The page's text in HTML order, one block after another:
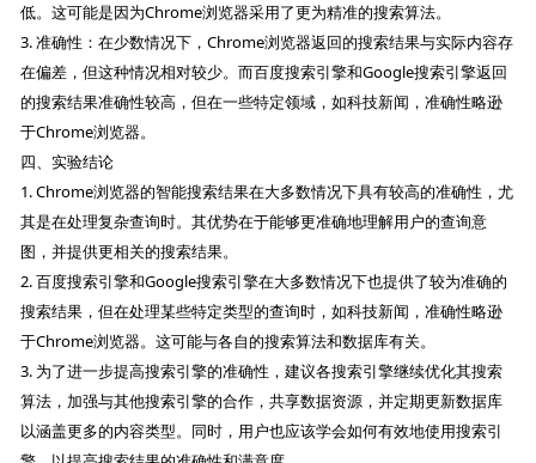
低。这可能是因为Chrome浏览器采用了更为精准的搜索算法。
3. 准确性：在少数情况下，Chrome浏览器返回的搜索结果与实际内容存
在偏差，但这种情况相对较少。而百度搜索引擎和Google搜索引擎返回
的搜索结果准确性较高，但在一些特定领域，如科技新闻，准确性略逊
于Chrome浏览器。
四、实验结论
1. Chrome浏览器的智能搜索结果在大多数情况下具有较高的准确性，尤
其是在处理复杂查询时。其优势在于能够更准确地理解用户的查询意
图，并提供更相关的搜索结果。
2. 百度搜索引擎和Google搜索引擎在大多数情况下也提供了较为准确的
搜索结果，但在处理某些特定类型的查询时，如科技新闻，准确性略逊
于Chrome浏览器。这可能与各自的搜索算法和数据库有关。
3. 为了进一步提高搜索引擎的准确性，建议各搜索引擎继续优化其搜索
算法，加强与其他搜索引擎的合作，共享数据资源，并定期更新数据库
以涵盖更多的内容类型。同时，用户也应该学会如何有效地使用搜索引